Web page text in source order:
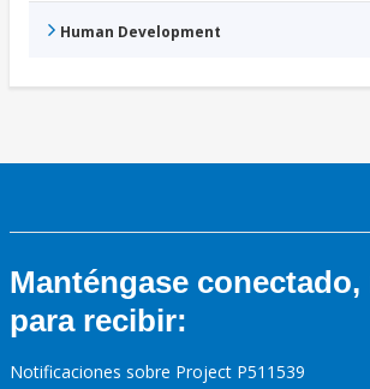
Human Development
Manténgase
para recibir:
Notificaciones sobre Project P511539